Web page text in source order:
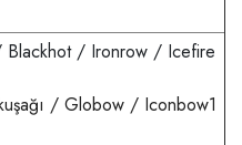
Blackhot / Ironrow / Icefire
/ Globow / Iconbow1